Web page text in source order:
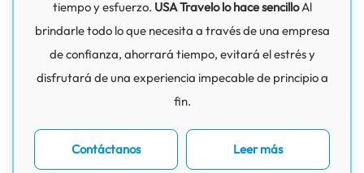
tiempo y esfuerzo. USA Travelo lo hace sencilloAl
brindarle todo lo que necesita a través de una empresa
de confianza, ahorrará tiempo, evitará el estrés y
disfrutará de una experiencia impecable de principio a
fin.
Contáctanos Leer más